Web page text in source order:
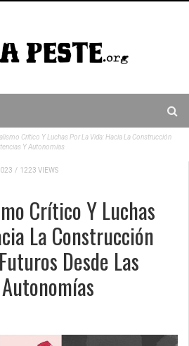
Crítico Y Luchas Por La Vida: Hacia La Construcción
Y Autonomías
/ 1223 VIEWS
Crítico Y Luchas
La Construcción
Desde Las